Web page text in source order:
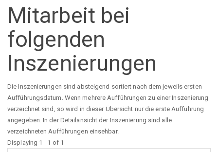
Mitarbeit bei
folgenden
Inszenierungen
Die Inszenierungen sind absteigend sortiert nach dem jeweils ersten
Aufführungsdatum. Wenn mehrere Aufführungen zu einer Inszenierung
verzeichnet sind, so wird in dieser Übersicht nur die erste Aufführung
angegeben. In der Detailansicht der Inszenierung sind alle
verzeichneten Aufführungen einsehbar.
Displaying 1 - 1 of 1